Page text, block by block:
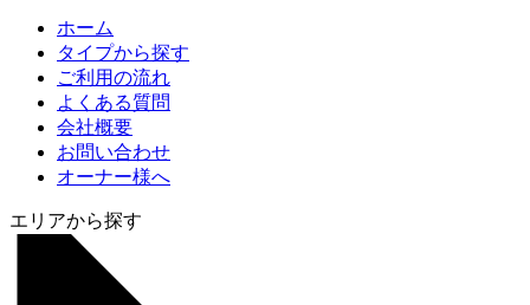
ホーム
タイプから探す
ご利用の流れ
よくある質問
会社概要
お問い合わせ
オーナー様へ
エリアから探す